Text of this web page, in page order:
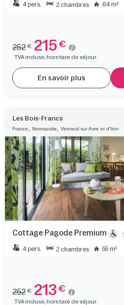
4 pers. 2 chambres 64 m²
252 € 215 €
TVA incluse, hors taxe de séjour.
En savoir plus
Les Bois-Francs
France Normandie Verneuil sur Avre et d'Iton
Cottage Pagode Premium
4 pers. 2 chambres 55 m²
252 € 213 €
TVA incluse, hors taxe de séjour.